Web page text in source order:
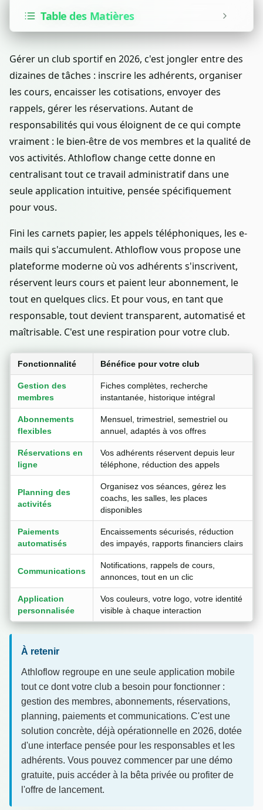
Table des Matières
Gérer un club sportif en 2026, c'est jongler entre des
dizaines de tâches : inscrire les adhérents, organiser
les cours, encaisser les cotisations, envoyer des
rappels, gérer les réservations. Autant de
responsabilités qui vous éloignent de ce qui compte
vraiment : le bien-être de vos membres et la qualité de
vos activités. Athloflow change cette donne en
centralisant tout ce travail administratif dans une
seule application intuitive, pensée spécifiquement
pour vous.
Fini les carnets papier, les appels téléphoniques, les e-
mails qui s'accumulent. Athloflow vous propose une
plateforme moderne où vos adhérents s'inscrivent,
réservent leurs cours et paient leur abonnement, le
tout en quelques clics. Et pour vous, en tant que
responsable, tout devient transparent, automatisé et
maîtrisable. C'est une respiration pour votre club.
Fonctionnalité Bénéfice pour votre club
Gestion des
membres
Fiches complètes, recherche
instantanée, historique intégral
Abonnements
flexibles
Mensuel, trimestriel, semestriel ou
annuel, adaptés à vos offres
Réservations en
ligne
Vos adhérents réservent depuis leur
téléphone, réduction des appels
Planning des
activités
Organisez vos séances, gérez les
coachs, les salles, les places
disponibles
Paiements
automatisés
Encaissements sécurisés, réduction
des impayés, rapports financiers clairs
Communications
Notifications, rappels de cours,
annonces, tout en un clic
Application
personnalisée
Vos couleurs, votre logo, votre identité
visible à chaque interaction
À retenir
Athloflow regroupe en une seule application mobile
tout ce dont votre club a besoin pour fonctionner :
gestion des membres, abonnements, réservations,
planning, paiements et communications. C'est une
solution concrète, déjà opérationnelle en 2026, dotée
d'une interface pensée pour les responsables et les
adhérents. Vous pouvez commencer par une démo
gratuite, puis accéder à la bêta privée ou profiter de
l'offre de lancement.